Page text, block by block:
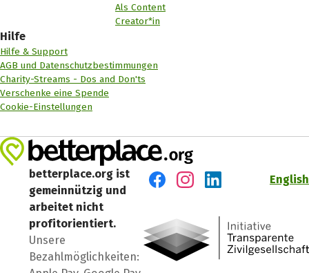
Als Content
Creator*in
Hilfe
Hilfe & Support
AGB und Datenschutzbestimmungen
Charity-Streams - Dos and Don'ts
Verschenke eine Spende
Cookie-Einstellungen
betterplace.org ist
gemeinnützig und
arbeitet nicht
profitorientiert.
Unsere
Bezahlmöglichkeiten:
English